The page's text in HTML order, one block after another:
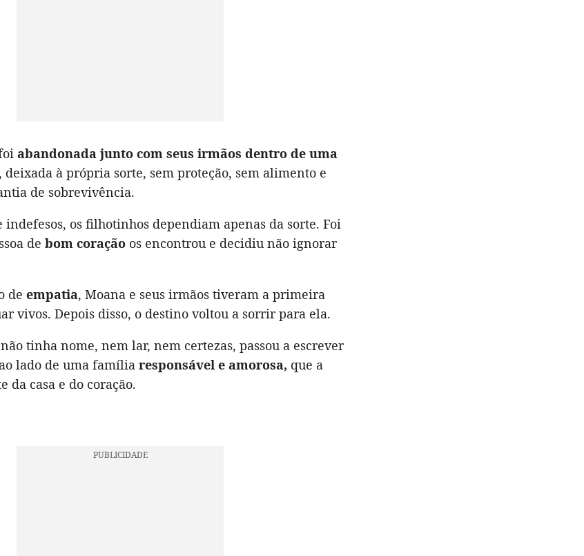
abandonada junto com seus irmãos dentro de uma
, deixada à própria sorte, sem proteção, sem alimento e
de sobrevivência.
indefesos, os filhotinhos dependiam apenas da sorte. Foi
de bom coração os encontrou e decidiu não ignorar
de empatia, Moana e seus irmãos tiveram a primeira
vivos. Depois disso, o destino voltou a sorrir para ela.
tinha nome, nem lar, nem certezas, passou a escrever
lado de uma família responsável e amorosa, que a
da casa e do coração.